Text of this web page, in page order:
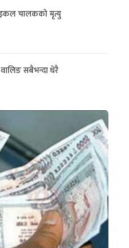
चालकको मृत्यु
सबैभन्दा धेरै